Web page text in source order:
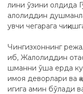
лини ўзини олдида
алолиддин
увчи чегарага
Чингизхоннинг
иб, Жалолиддин
шманни ўша ерда
имоя деворлари ва
игига амин бўлади